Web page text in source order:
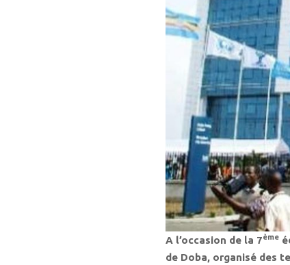
A l’occasion de la 7ème
de Doba, organisé des